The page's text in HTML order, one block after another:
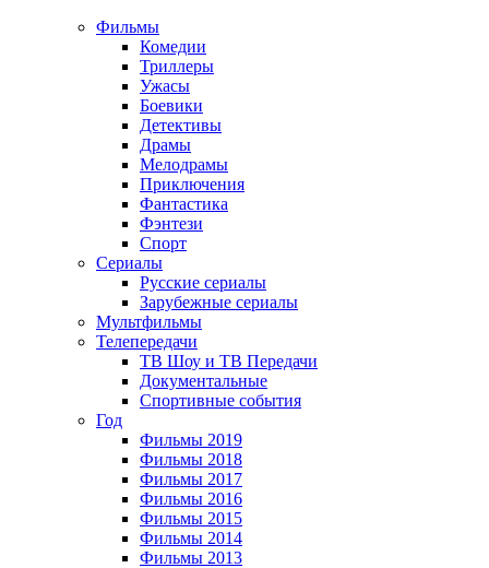
Фильмы
Комедии
Триллеры
Ужасы
Боевики
Детективы
Драмы
Мелодрамы
Приключения
Фантастика
Фэнтези
Спорт
Сериалы
Русские сериалы
Зарубежные сериалы
Мультфильмы
Телепередачи
ТВ Шоу и ТВ Передачи
Документальные
Спортивные события
Год
Фильмы 2019
Фильмы 2018
Фильмы 2017
Фильмы 2016
Фильмы 2015
Фильмы 2014
Фильмы 2013